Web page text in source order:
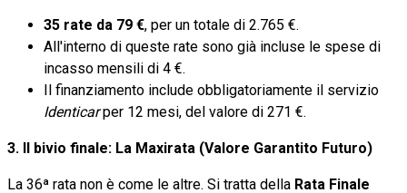
35 rate da 79 €, per un totale di 2.765 €.
All'interno di queste rate sono già incluse le spese di
incasso mensili di 4 €.
Il finanziamento include obbligatoriamente il servizio
Identicarper 12 mesi, del valore di 271 €.
3. Il bivio finale: La Maxirata (Valore Garantito Futuro)
La 36ª rata non è come le altre. Si tratta della Rata Finale